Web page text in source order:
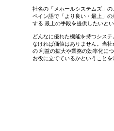
社名の「メホールシステムズ」
ペイン語で「より良い・最上」
する 最上の手段を提供したいと
どんなに優れた機能を持つシス
なければ価値はありません。当
の 利益の拡大や業務の効率化に
お役に立てているかということを